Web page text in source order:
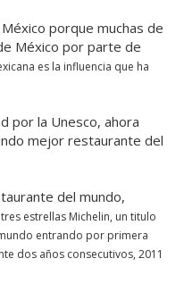
porque muchas de
México por parte de
es la influencia que ha
por la Unesco, ahora
mejor restaurante del
del mundo,
estrellas Michelin, un titulo
entrando por primera
dos años consecutivos, 2011